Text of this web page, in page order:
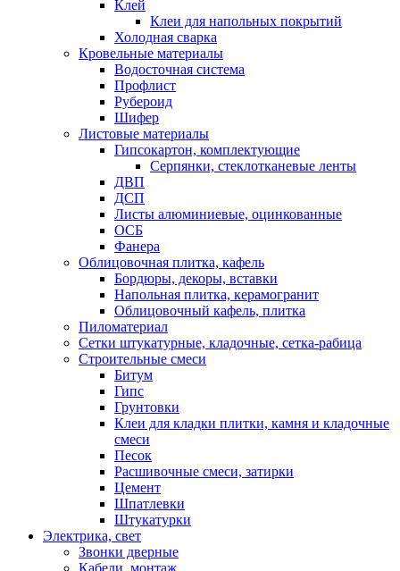
Клей
Клеи для напольных покрытий
Холодная сварка
Кровельные материалы
Водосточная система
Профлист
Рубероид
Шифер
Листовые материалы
Гипсокартон, комплектующие
Серпянки, стеклотканевые ленты
ДВП
ДСП
Листы алюминиевые, оцинкованные
ОСБ
Фанера
Облицовочная плитка, кафель
Бордюры, декоры, вставки
Напольная плитка, керамогранит
Облицовочный кафель, плитка
Пиломатериал
Сетки штукатурные, кладочные, сетка-рабица
Строительные смеси
Битум
Гипс
Грунтовки
Клеи для кладки плитки, камня и кладочные
смеси
Песок
Расшивочные смеси, затирки
Цемент
Шпатлевки
Штукатурки
Электрика, свет
Звонки дверные
Кабели, монтаж